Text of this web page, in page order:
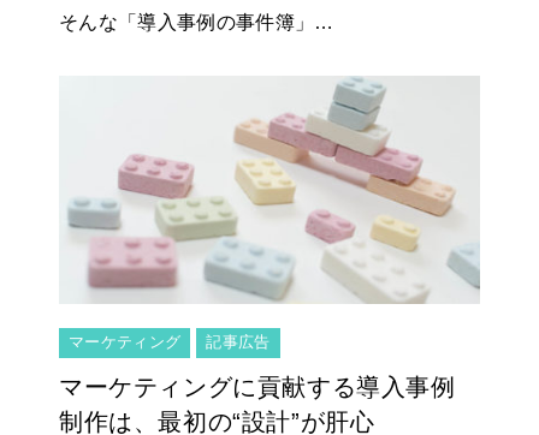
そんな「導入事例の事件簿」…
マーケティング 記事広告
マーケティングに貢献する導入事例
制作は、最初の“設計”が肝心